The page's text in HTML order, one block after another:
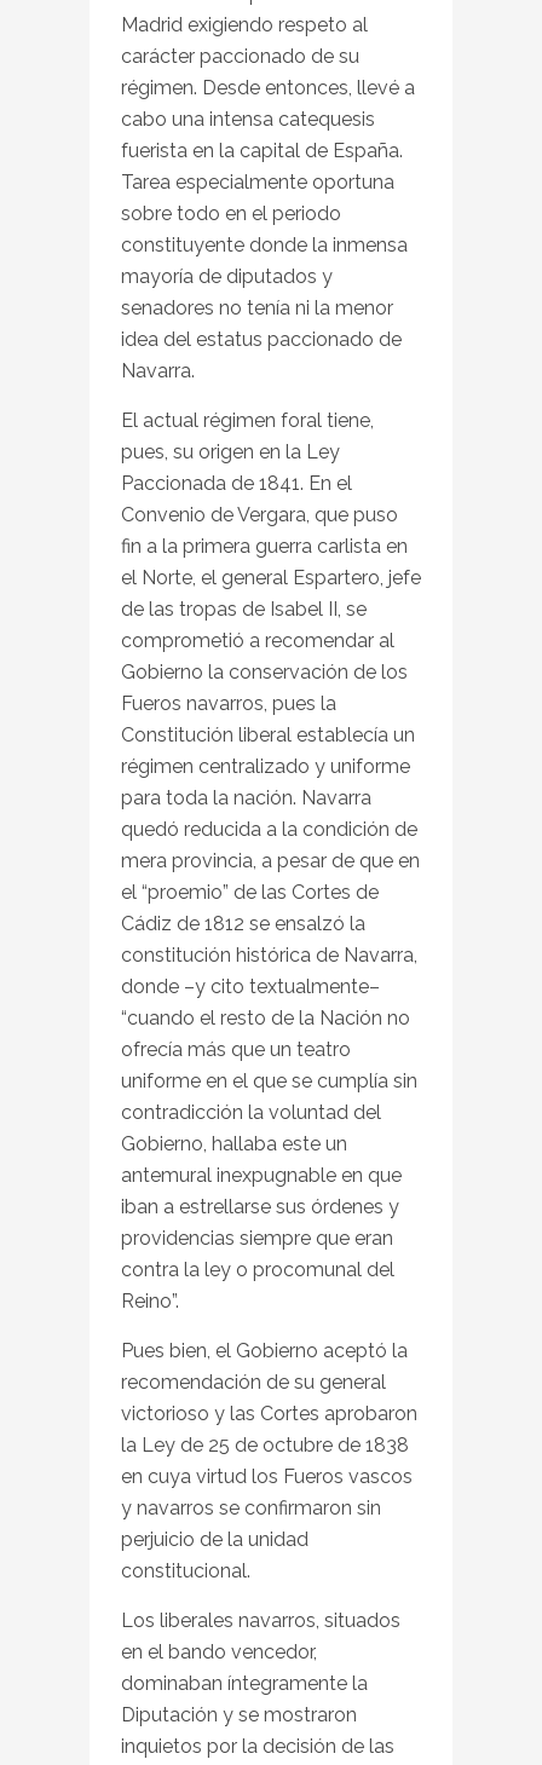
Madrid exigiendo respeto al
carácter paccionado de su
régimen. Desde entonces, llevé a
cabo una intensa catequesis
fuerista en la capital de España.
Tarea especialmente oportuna
sobre todo en el periodo
constituyente donde la inmensa
mayoría de diputados y
senadores no tenía ni la menor
idea del estatus paccionado de
Navarra.
El actual régimen foral tiene,
pues, su origen en la Ley
Paccionada de 1841. En el
Convenio de Vergara, que puso
fin a la primera guerra carlista en
el Norte, el general Espartero, jefe
de las tropas de Isabel II, se
comprometió a recomendar al
Gobierno la conservación de los
Fueros navarros, pues la
Constitución liberal establecía un
régimen centralizado y uniforme
para toda la nación. Navarra
quedó reducida a la condición de
mera provincia, a pesar de que en
el “proemio” de las Cortes de
Cádiz de 1812 se ensalzó la
constitución histórica de Navarra,
donde –y cito textualmente–
“cuando el resto de la Nación no
ofrecía más que un teatro
uniforme en el que se cumplía sin
contradicción la voluntad del
Gobierno, hallaba este un
antemural inexpugnable en que
iban a estrellarse sus órdenes y
providencias siempre que eran
contra la ley o procomunal del
Reino”.
Pues bien, el Gobierno aceptó la
recomendación de su general
victorioso y las Cortes aprobaron
la Ley de 25 de octubre de 1838
en cuya virtud los Fueros vascos
y navarros se confirmaron sin
perjuicio de la unidad
constitucional.
Los liberales navarros, situados
en el bando vencedor,
dominaban íntegramente la
Diputación y se mostraron
inquietos por la decisión de las